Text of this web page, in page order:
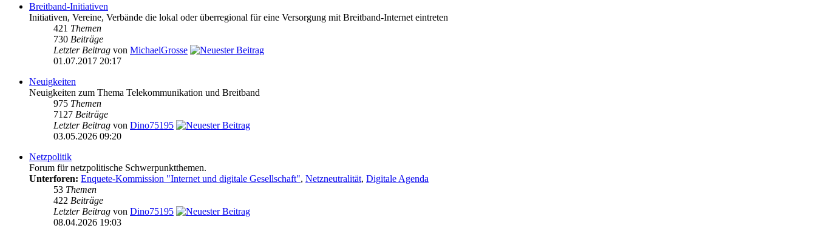
Breitband-Initiativen
Initiativen, Vereine, Verbände die lokal oder überregional für eine Versorgung mit Breitband-Internet eintreten
421 Themen
730 Beiträge
Letzter Beitrag von MichaelGrosse
01.07.2017 20:17
Neuigkeiten
Neuigkeiten zum Thema Telekommunikation und Breitband
975 Themen
7127 Beiträge
Letzter Beitrag von Dino75195
03.05.2026 09:20
Netzpolitik
Forum für netzpolitische Schwerpunktthemen.
Unterforen: Enquete-Kommission "Internet und digitale Gesellschaft", Netzneutralität, Digitale Agenda
53 Themen
422 Beiträge
Letzter Beitrag von Dino75195
08.04.2026 19:03